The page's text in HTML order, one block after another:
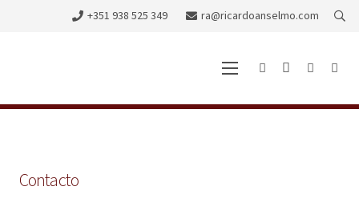
+351 938 525 349 ra@ricardoanselmo.com
Contacto